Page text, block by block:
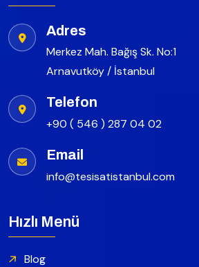
Adres
Merkez Mah. Bağış Sk. No:1
Arnavutköy / İstanbul
Telefon
+90 ( 546 ) 287 04 02
Email
info@tesisatistanbul.com
Hızlı Menü
Blog